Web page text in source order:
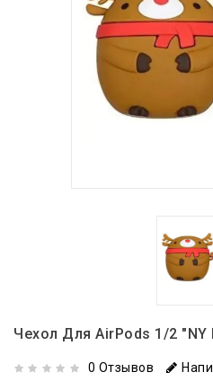
Чехол Для AirPods 1/2 "NY
0 Отзывов